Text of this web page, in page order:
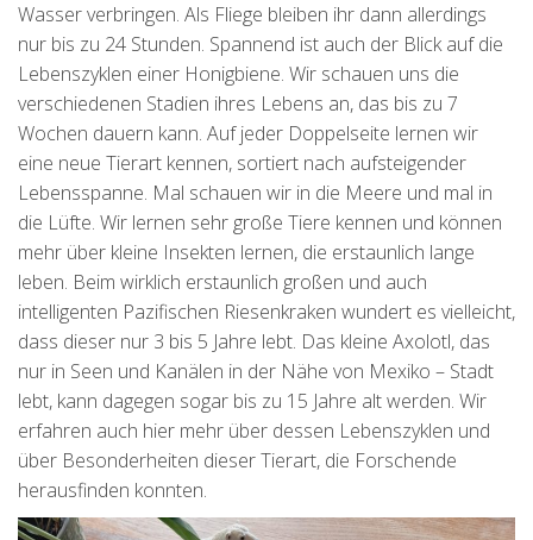
Wasser verbringen. Als Fliege bleiben ihr dann allerdings
nur bis zu 24 Stunden. Spannend ist auch der Blick auf die
Lebenszyklen einer Honigbiene. Wir schauen uns die
verschiedenen Stadien ihres Lebens an, das bis zu 7
Wochen dauern kann. Auf jeder Doppelseite lernen wir
eine neue Tierart kennen, sortiert nach aufsteigender
Lebensspanne. Mal schauen wir in die Meere und mal in
die Lüfte. Wir lernen sehr große Tiere kennen und können
mehr über kleine Insekten lernen, die erstaunlich lange
leben. Beim wirklich erstaunlich großen und auch
intelligenten Pazifischen Riesenkraken wundert es vielleicht,
dass dieser nur 3 bis 5 Jahre lebt. Das kleine Axolotl, das
nur in Seen und Kanälen in der Nähe von Mexiko – Stadt
lebt, kann dagegen sogar bis zu 15 Jahre alt werden. Wir
erfahren auch hier mehr über dessen Lebenszyklen und
über Besonderheiten dieser Tierart, die Forschende
herausfinden konnten.